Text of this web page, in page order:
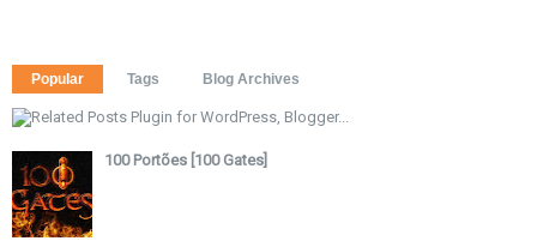
Popular Tags Blog Archives
100 Portões [100 Gates]